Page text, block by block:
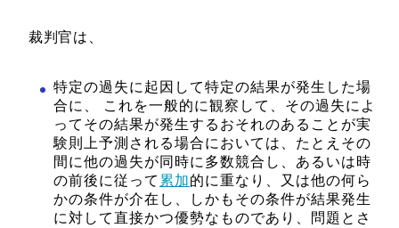
裁判官は、
特定の過失に起因して特定の結果が発生した場
合に、 これを一般的に観察して、その過失によ
ってその結果が発生するおそれのあることが実
験則上予測される場合においては、たとえその
間に他の過失が同時に多数競合し、あるいは時
の前後に従って 累加的に重なり、又は他の何ら
かの条件が介在し、しかもその条件が結果発生
に対して直接かつ優勢なものであり、問題とさ